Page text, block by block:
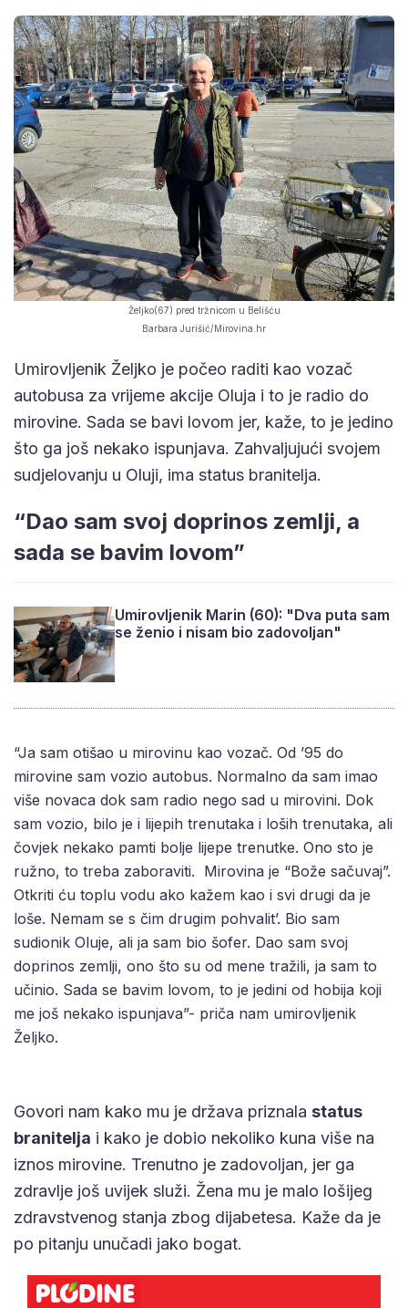
Željko(67) pred tržnicom u Belišću
Barbara Jurišić/Mirovina.hr
Umirovljenik Željko je počeo raditi kao vozač
autobusa za vrijeme akcije Oluja i to je radio do
mirovine. Sada se bavi lovom jer, kaže, to je jedino
što ga još nekako ispunjava. Zahvaljujući svojem
sudjelovanju u Oluji, ima status branitelja.
“Dao sam svoj doprinos zemlji, a
sada se bavim lovom”
Umirovljenik Marin (60): "Dva puta sam
se ženio i nisam bio zadovoljan"
“Ja sam otišao u mirovinu kao vozač. Od ’95 do
mirovine sam vozio autobus. Normalno da sam imao
više novaca dok sam radio nego sad u mirovini. Dok
sam vozio, bilo je i lijepih trenutaka i loših trenutaka, ali
čovjek nekako pamti bolje lijepe trenutke. Ono sto je
ružno, to treba zaboraviti. Mirovina je “Bože sačuvaj”.
Otkriti ću toplu vodu ako kažem kao i svi drugi da je
loše. Nemam se s čim drugim pohvalit’. Bio sam
sudionik Oluje, ali ja sam bio šofer. Dao sam svoj
doprinos zemlji, ono što su od mene tražili, ja sam to
učinio. Sada se bavim lovom, to je jedini od hobija koji
me još nekako ispunjava”- priča nam umirovljenik
Željko.
Govori nam kako mu je država priznala status
branitelja i kako je dobio nekoliko kuna više na
iznos mirovine. Trenutno je zadovoljan, jer ga
zdravlje još uvijek služi. Žena mu je malo lošijeg
zdravstvenog stanja zbog dijabetesa. Kaže da je
po pitanju unučadi jako bogat.